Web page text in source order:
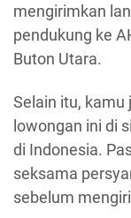
mengirimkan
pendukung ke
Buton Utara.
Selain itu, kamu
lowongan ini di
di Indonesia.
seksama
sebelum